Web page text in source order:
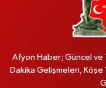
Afyon Haber; Güncel ve
Dakika Gelişmeleri, Köşe